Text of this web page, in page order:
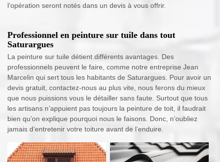
l’opération seront notés dans un devis à vous offrir.
Professionnel en peinture sur tuile dans tout
Saturargues
La peinture sur tuile détient différents avantages. Des
professionnels peuvent le faire, comme notre entreprise Jean
Marcelin qui sert tous les habitants de Saturargues. Pour avoir un
devis gratuit, contactez-nous au plus vite, nous ferons du mieux
que nous puissions vous le détailler sans faute. Surtout que tous
les artisans n’appuient pas toujours la peinture de toit, il faudrait
bien qu’on explique pourquoi nous le faisons. Donc, n’oubliez
jamais d’entretenir votre toiture avant de l’enduire.